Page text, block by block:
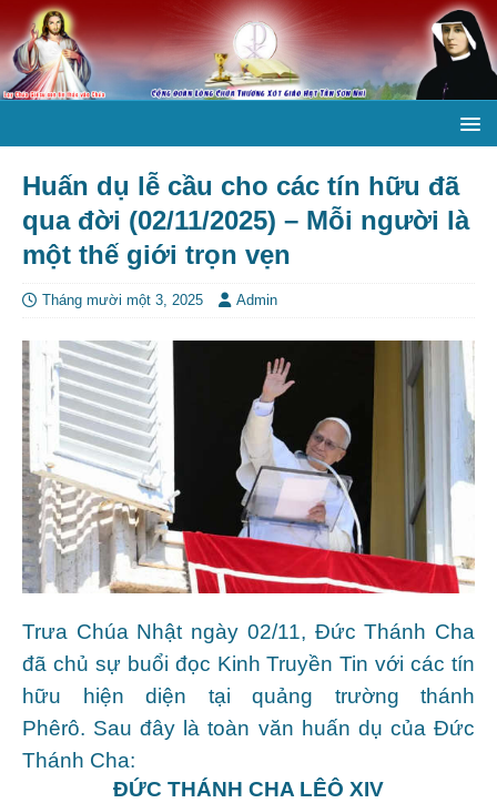
Huấn dụ lễ cầu cho các tín hữu đã
qua đời (02/11/2025) – Mỗi người là
một thế giới trọn vẹn
Tháng mười một 3, 2025 Admin
Trưa Chúa Nhật ngày 02/11, Đức Thánh Cha
đã chủ sự buổi đọc Kinh Truyền Tin với các tín
hữu hiện diện tại quảng trường thánh
Phêrô. Sau đây là toàn văn huấn dụ của Đức
Thánh Cha:
ĐỨC THÁNH CHA LÊÔ XIV